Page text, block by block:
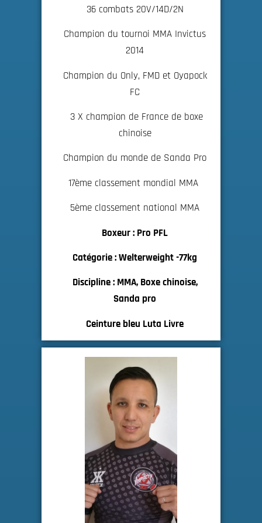
36 combats 20V/14D/2N
Champion du tournoi MMA Invictus
2014
Champion du Only, FMD et Oyapock
FC
3 X champion de France de boxe
chinoise
Champion du monde de Sanda Pro
17ème classement mondial MMA
5ème classement national MMA
Boxeur : Pro PFL
Catégorie : Welterweight -77kg
Discipline : MMA, Boxe chinoise,
Sanda pro
Ceinture bleu Luta Livre